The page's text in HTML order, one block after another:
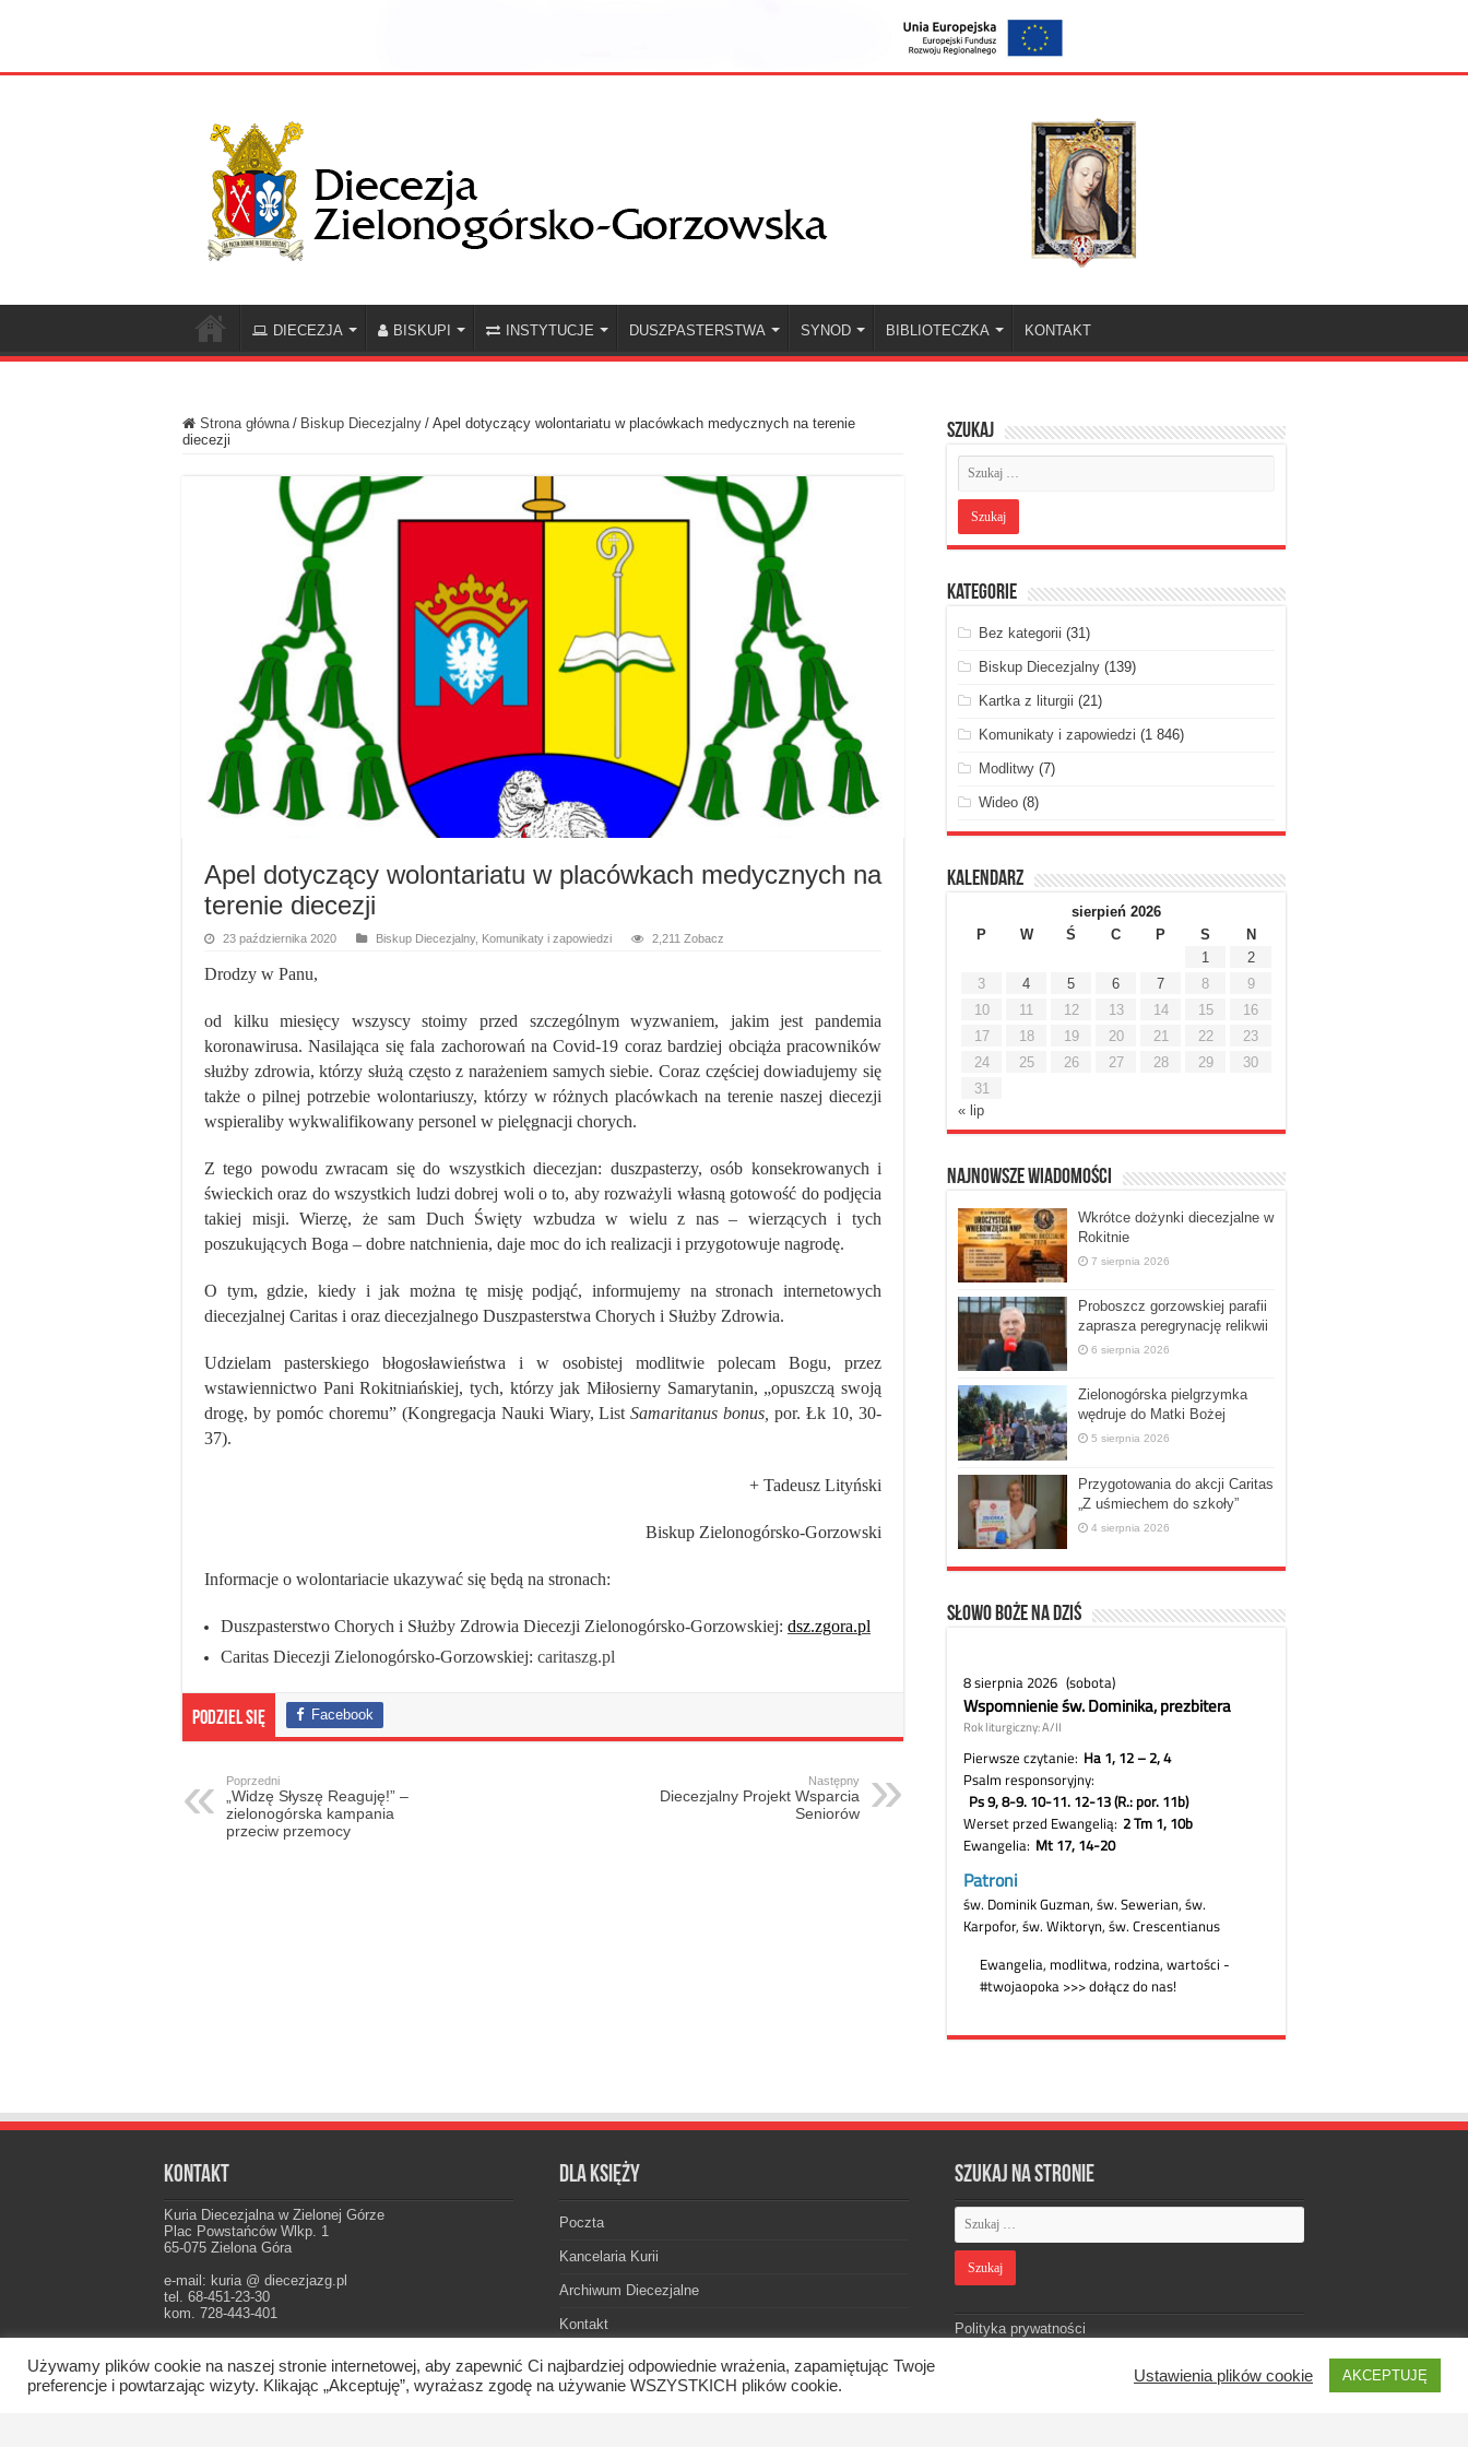
DIECEZJA BISKUPI INSTYTUCJE DUSZPASTERSTWA SYNOD BIBLIOTECZKA KONTAKT
Strona główna / Biskup Diecezjalny / Apel dotyczący wolontariatu w placówkach medycznych na terenie
diecezji
Apel dotyczący wolontariatu w placówkach medycznych na
terenie diecezji
23 października 2020 Biskup Diecezjalny, Komunikaty i zapowiedzi 2,211 Zobacz
Drodzy w Panu,
od kilku miesięcy wszyscy stoimy przed szczególnym wyzwaniem, jakim jest pandemia
koronawirusa. Nasilająca się fala zachorowań na Covid-19 coraz bardziej obciąża pracowników
służby zdrowia, którzy służą często z narażeniem samych siebie. Coraz częściej dowiadujemy się
także o pilnej potrzebie wolontariuszy, którzy w różnych placówkach na terenie naszej diecezji
wspieraliby wykwalifikowany personel w pielęgnacji chorych.
Z tego powodu zwracam się do wszystkich diecezjan: duszpasterzy, osób konsekrowanych i
świeckich oraz do wszystkich ludzi dobrej woli o to, aby rozważyli własną gotowość do podjęcia
takiej misji. Wierzę, że sam Duch Święty wzbudzaw wielu z nas – wierzących i tych
poszukujących Boga – dobre natchnienia, daje moc do ich realizacji i przygotowuje nagrodę.
O tym, gdzie, kiedy i jak można tę misję podjąć, informujemy na stronach internetowych
diecezjalnej Caritas i oraz diecezjalnego Duszpasterstwa Chorych i Służby Zdrowia.
Udzielam pasterskiego błogosławieństwa i w osobistej modlitwie polecam Bogu, przez
wstawiennictwo Pani Rokitniańskiej, tych, którzy jak Miłosierny Samarytanin, „opuszczą swoją
drogę, by pomóc choremu” (Kongregacja Nauki Wiary, ListSamaritanus bonus,por. Łk 10, 30-
37).
+ Tadeusz Lityński
Biskup Zielonogórsko-Gorzowski
Informacje o wolontariacie ukazywać się będą na stronach:
Duszpasterstwo Chorych i Służby Zdrowia Diecezji Zielonogórsko-Gorzowskiej: dsz.zgora.pl
Caritas Diecezji Zielonogórsko-Gorzowskiej: caritaszg.pl
Podziel się Facebook
Poprzedni
„Widzę Słyszę Reaguję!” –
zielonogórska kampania
przeciw przemocy
Następny
Diecezjalny Projekt Wsparcia
Seniorów
Szukaj
Kategorie
Bez kategorii (31)
Biskup Diecezjalny(139)
Kartka z liturgii (21)
Komunikaty i zapowiedzi (1 846)
Modlitwy(7)
Wideo(8)
Kalendarz
sierpień 2026
P
W Ś C P S
N
1
2
3
4 5 6 7 8
9
10
11 12 13 14 15
16
17
18 19 20 21 22
23
24
25 26 27 28 29
30
31
« lip
Najnowsze Wiadomości
Wkrótce dożynki diecezjalne w
Rokitnie
7 sierpnia 2026
Proboszcz gorzowskiej parafii
zaprasza peregrynację relikwii
6 sierpnia 2026
Zielonogórska pielgrzymka
wędruje do Matki Bożej
5 sierpnia 2026
Przygotowania do akcji Caritas
„Z uśmiechem do szkoły”
4 sierpnia 2026
Słowo Boże na dziś
Kontakt
Kuria Diecezjalna w Zielonej Górze
Plac Powstańców Wlkp. 1
65-075 Zielona Góra
e-mail: kuria @ diecezjazg.pl
tel. 68-451-23-30
kom. 728-443-401
22 1020 5402 0000 0102 0021 3694
Dla księży
Poczta
Kancelaria Kurii
Archiwum Diecezjalne
Kontakt
Szukaj na stronie
Polityka prywatności
Używamy plików cookie na naszej stronie internetowej, aby zapewnić Ci najbardziej odpowiednie wrażenia, zapamiętując Twoje
preferencje i powtarzając wizyty. Klikając „Akceptuję”, wyrażasz zgodę na używanie WSZYSTKICH plików cookie.
Ustawienia plików cookie AKCEPTUJĘ